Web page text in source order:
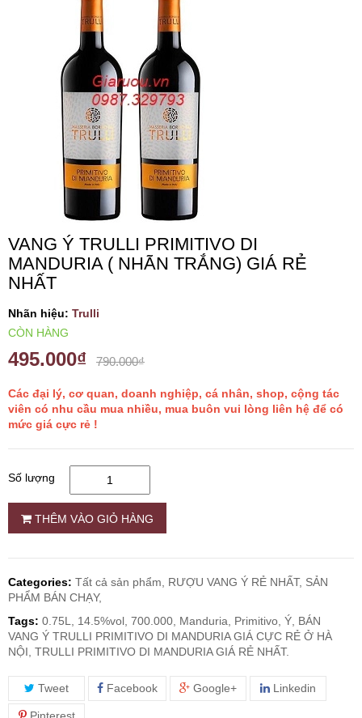
VANG TÂY BAN NHA
RƯỢU VANG MỸ
RƯỢU VANG NGỌT
RƯỢU VANG BỊCH
RƯỢU VANG ÚC
RƯỢU VANG ÁO
RƯỢU SỮA
RƯỢU CHAMPANGNE
RƯỢU WHISKY
RƯỢU COGNAC
RƯỢU VANG ĐÀ LẠT
BIA NGOẠI
TRỐNG RƯỢU
VANG Ý TRULLI PRIMITIVO DI
MANDURIA ( NHÃN TRẮNG) GIÁ RẺ
NHẤT
Nhãn hiệu: Trulli
CÒN HÀNG
495.000₫ 790.000₫
Các đại lý, cơ quan, doanh nghiệp, cá nhân, shop, cộng tác
viên có nhu cầu mua nhiều, mua buôn vui lòng liên hệ để có
mức giá cực rẻ !
Số lượng
THÊM VÀO GIỎ HÀNG
Categories: Tất cả sản phẩm, RƯỢU VANG Ý RẺ NHẤT, SẢN
PHẨM BÁN CHẠY,
Tags: 0.75L, 14.5%vol, 700.000, Manduria, Primitivo, Ý, BÁN
VANG Ý TRULLI PRIMITIVO DI MANDURIA GIÁ CỰC RẺ Ở HÀ
NỘI, TRULLI PRIMITIVO DI MANDURIA GIÁ RẺ NHẤT.
Tweet Facebook Google+ Linkedin